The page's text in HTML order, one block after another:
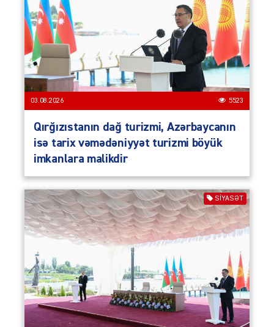
03.08.2026 5523
Qırğızıstanın dağ turizmi, Azərbaycanın
isə tarix vəmədəniyyət turizmi böyük
imkanlara malikdir
SIYASƏT